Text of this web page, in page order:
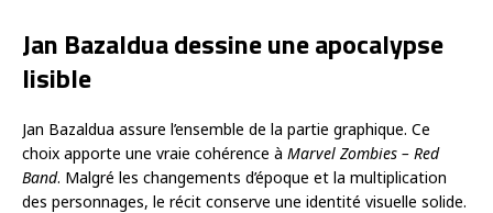
Jan Bazaldua dessine une apocalypse
lisible
Jan Bazaldua assure l’ensemble de la partie graphique. Ce
choix apporte une vraie cohérence à Marvel Zombies – Red
Band. Malgré les changements d’époque et la multiplication
des personnages, le récit conserve une identité visuelle solide.